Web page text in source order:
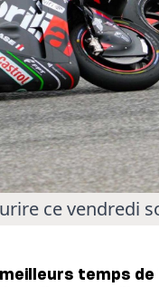
ce vendredi
temps de